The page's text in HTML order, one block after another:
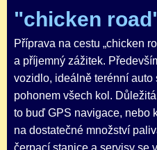
"chicken
Příprava na cestu „chicken
a příjemný zážitek.
vozidlo, ideálně terénní auto
pohonem všech kol.
to buď GPS navigace, nebo
na dostatečné množství
čerpací stanice a servisy se